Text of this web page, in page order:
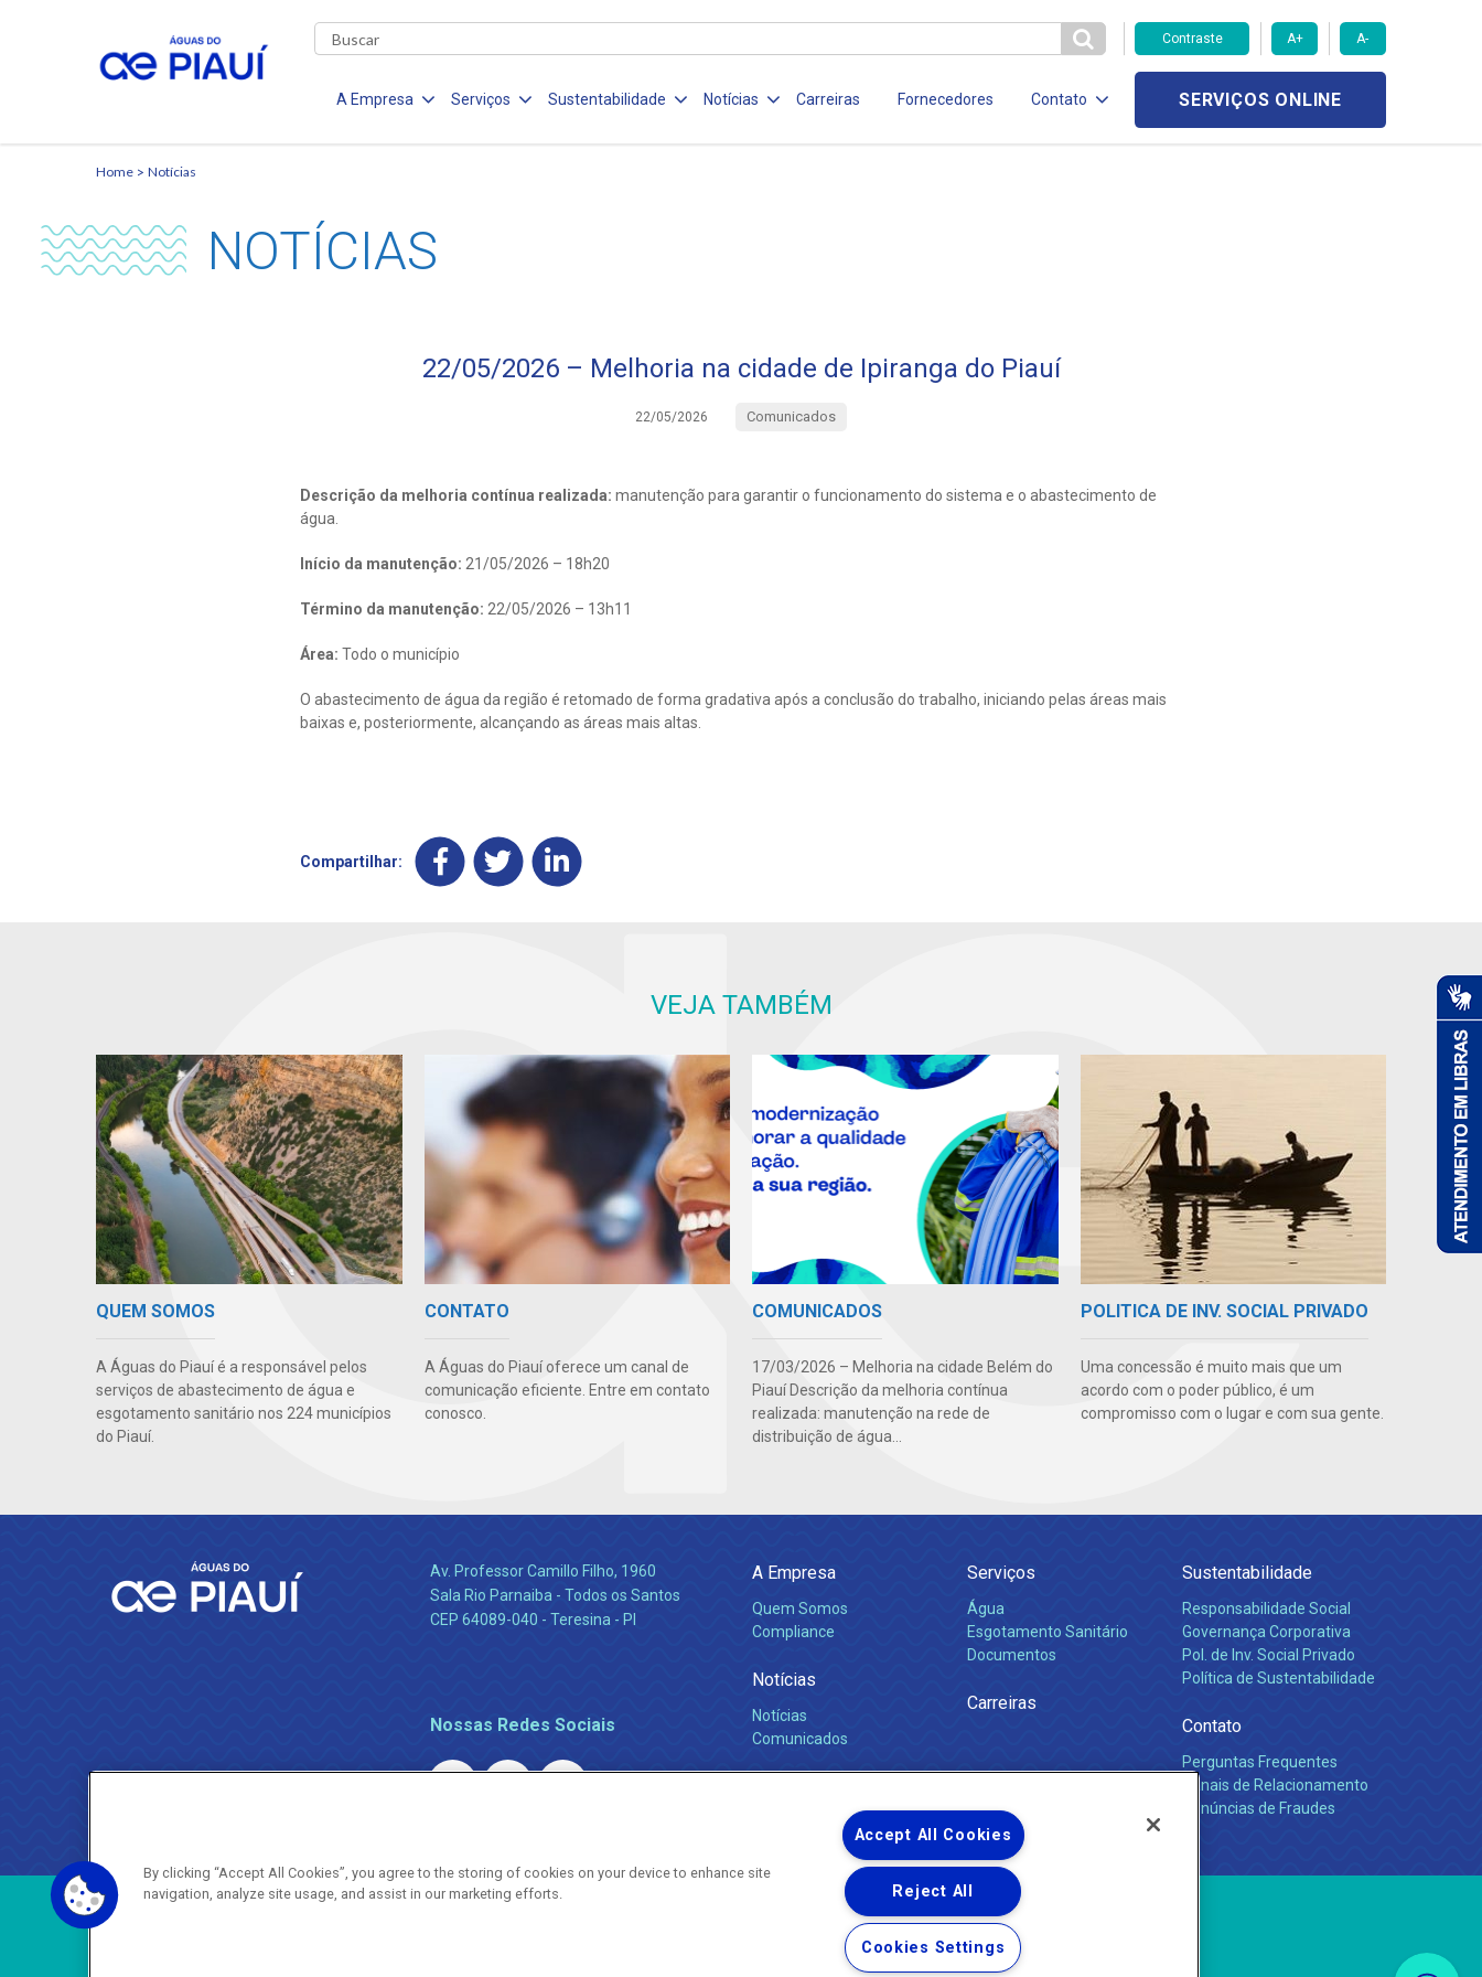
Contraste A+ A-
A Empresa Serviços Sustentabilidade Notícias Carreiras Fornecedores Contato SERVIÇOS ONLINE
Home Notícias
NOTÍCIAS
22/05/2026 – Melhoria na cidade de Ipiranga do Piauí
22/05/2026 Comunicados
Descrição da melhoria contínua realizada: manutenção para garantir o funcionamento do sistema e o abastecimento de
água.
Início da manutenção: 21/05/2026 – 18h20
Término da manutenção: 22/05/2026 – 13h11
Área: Todo o município
O abastecimento de água da região é retomado de forma gradativa após a conclusão do trabalho, iniciando pelas áreas mais
baixas e, posteriormente, alcançando as áreas mais altas.
Compartilhar:
VEJA TAMBÉM
QUEM SOMOS
A Águas do Piauí é a responsável pelos
serviços de abastecimento de água e
esgotamento sanitário nos 224 municípios
do Piauí.
CONTATO
A Águas do Piauí oferece um canal de
comunicação eficiente. Entre em contato
conosco.
COMUNICADOS
17/03/2026 – Melhoria na cidade Belém do
Piauí Descrição da melhoria contínua
realizada: manutenção na rede de
distribuição de água...
POLITICA DE INV. SOCIAL PRIVADO
Uma concessão é muito mais que um
acordo com o poder público, é um
compromisso com o lugar e com sua gente.
Av. Professor Camillo Filho, 1960
Sala Rio Parnaiba - Todos os Santos
CEP 64089-040 - Teresina - PI
Nossas Redes Sociais
A Empresa
Quem Somos
Compliance
Notícias
Notícias
Comunicados
Serviços
Água
Esgotamento Sanitário
Documentos
Carreiras
Sustentabilidade
Responsabilidade Social
Governança Corporativa
Pol. de Inv. Social Privado
Política de Sustentabilidade
Contato
Perguntas Frequentes
Canais de Relacionamento
Denúncias de Fraudes
Copyright ® 2026 - Todos os Direitos Reservados.
By clicking “Accept All Cookies”, you agree to the storing of cookies on your device to enhance site
navigation, analyze site usage, and assist in our marketing efforts.
Accept All Cookies
Reject All
Cookies Settings